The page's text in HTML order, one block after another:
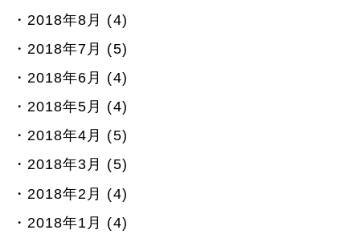
2018年8月 (4)
2018年7月 (5)
2018年6月 (4)
2018年5月 (4)
2018年4月 (5)
2018年3月 (5)
2018年2月 (4)
2018年1月 (4)